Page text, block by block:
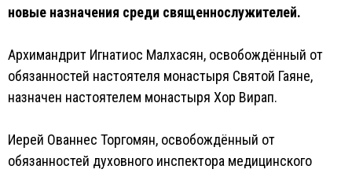
новые назначения среди священнослужителей.
Архимандрит Игнатиос Малхасян, освобождённый от
обязанностей настоятеля монастыря Святой Гаяне,
назначен настоятелем монастыря Хор Вирап.
Иерей Ованнес Торгомян, освобождённый от
обязанностей духовного инспектора медицинского